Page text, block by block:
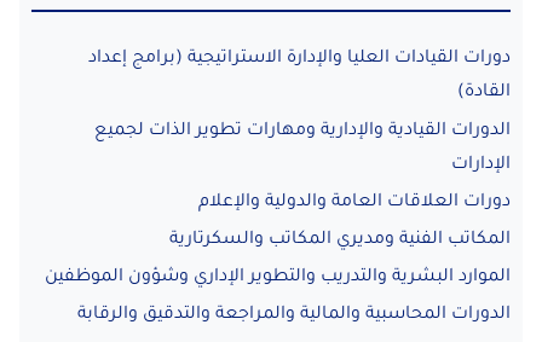
دورات القيادات العليا والإدارة الاستراتيجية (برامج إعداد
القادة)
الدورات القيادية والإدارية ومهارات تطوير الذات لجميع
الإدارات
دورات العلاقات العامة والدولية والإعلام
المكاتب الفنية ومديري المكاتب والسكرتارية
الموارد البشرية والتدريب والتطوير الإداري وشؤون الموظفين
الدورات المحاسبية والمالية والمراجعة والتدقيق والرقابة